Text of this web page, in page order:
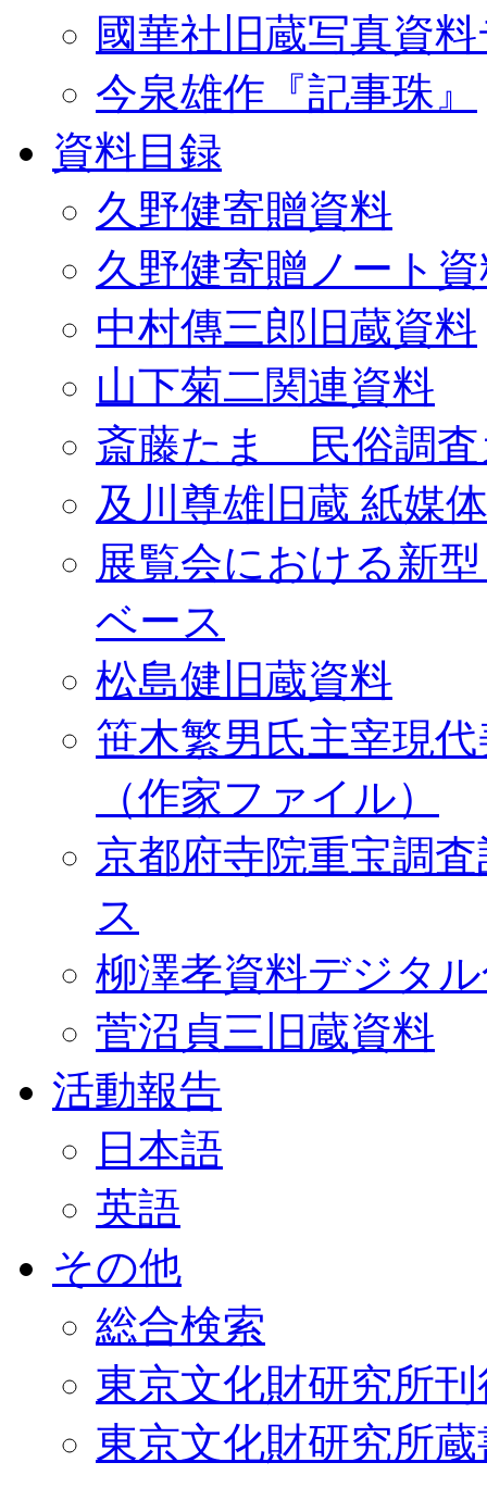
國華社旧蔵写真資
今泉雄作『記事珠』
資料目録
久野健寄贈資料
久野健寄贈ノート
中村傳三郎旧蔵資料
山下菊二関連資料
斎藤たま 民俗調査
及川尊雄旧蔵 紙媒
展覧会における新
ベース
松島健旧蔵資料
笹木繁男氏主宰現
（作家ファイル）
京都府寺院重宝調
ス
柳澤孝資料デジタ
菅沼貞三旧蔵資料
活動報告
日本語
英語
その他
総合検索
東京文化財研究所
東京文化財研究所